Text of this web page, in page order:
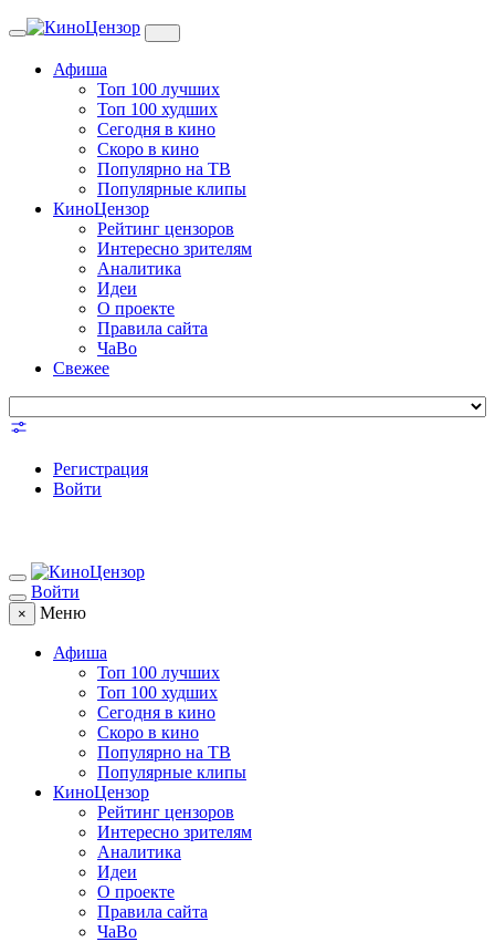
Toggle
Афиша
Топ 100 лучших
Топ 100 худших
Сегодня в кино
Скоро в кино
Популярно на ТВ
Популярные клипы
КиноЦензор
Рейтинг цензоров
Интересно зрителям
Аналитика
Идеи
О проекте
Правила сайта
ЧаВо
Свежее
Регистрация
Войти
Войти
× Меню
Афиша
Топ 100 лучших
Топ 100 худших
Сегодня в кино
Скоро в кино
Популярно на ТВ
Популярные клипы
КиноЦензор
Рейтинг цензоров
Интересно зрителям
Аналитика
Идеи
О проекте
Правила сайта
ЧаВо